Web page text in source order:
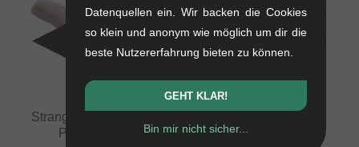
Stranger "Zefaria Slim"
Pivotal Sattel
Freecoaster" Driver
Datenquellen ein. Wir backen die Cookies
so klein und anonym wie möglich um dir die
beste Nutzererfahrung bieten zu können.
GEHT KLAR!
Bin mir nicht sicher...